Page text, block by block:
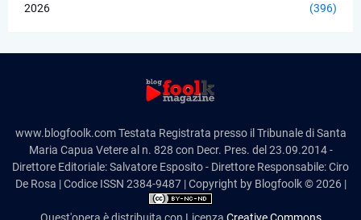
2026 (396)
www.blogfoolk.com Testata Registrata presso il Tribunale di Santa
Maria Capua Vetere al n. 828 con Decr. Pres. del 23.09.2014 -
Direttore Editoriale: Salvatore Esposito - Direttore Responsabile: Ciro
De Rosa | Codice ISSN 2384-9487 | Copyright by Blogfoolk © 2026 |
Quest'opera è distribuita con Licenza Creative Commons